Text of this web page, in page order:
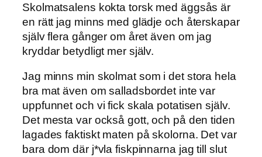
Skolmatsalens kokta torsk med äggsås är
en rätt jag minns med glädje och återskapar
själv flera gånger om året även om jag
kryddar betydligt mer själv.
Jag minns min skolmat som i det stora hela
bra mat även om salladsbordet inte var
uppfunnet och vi fick skala potatisen själv.
Det mesta var också gott, och på den tiden
lagades faktiskt maten på skolorna. Det var
bara dom där j*vla fiskpinnarna jag till slut